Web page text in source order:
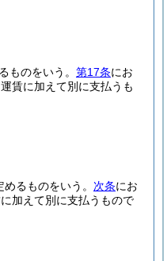
ものをいう。 第17条にお
賃に加えて別に支払うも
るものをいう。 次条にお
加えて別に支払うもので